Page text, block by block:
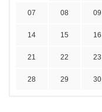
07 08 09
14 15 16
21 22 23
28 29 30